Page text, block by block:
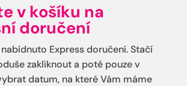
v košíku na
doručení
Express doručení. Stačí
zakliknout a poté pouze v
datum, na které Vám máme